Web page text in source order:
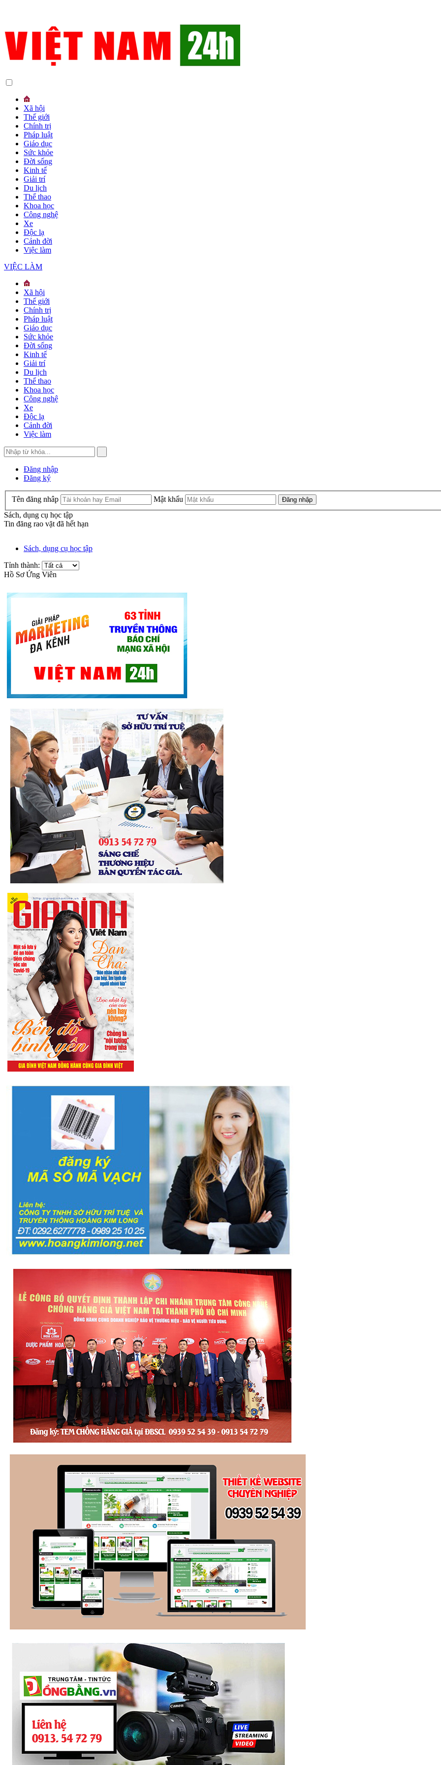
Xã hội
Thế giới
Chính trị
Pháp luật
Giáo dục
Sức khỏe
Đời sống
Kinh tế
Giải trí
Du lịch
Thể thao
Khoa học
Công nghệ
Xe
Độc lạ
Cảnh đời
Việc làm
VIỆC LÀM
Xã hội
Thế giới
Chính trị
Pháp luật
Giáo dục
Sức khỏe
Đời sống
Kinh tế
Giải trí
Du lịch
Thể thao
Khoa học
Công nghệ
Xe
Độc lạ
Cảnh đời
Việc làm
Đăng nhập
Đăng ký
Tên đăng nhâp
Mật khẩu
Sách, dụng cụ học tập
Tin đăng rao vặt đã hết hạn
Sách, dụng cụ học tập
Tỉnh thành:
Hồ Sơ Ứng Viên